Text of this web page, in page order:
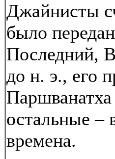
Джайнисты
было
Последний,
до н. э., его
остальные –
времена.